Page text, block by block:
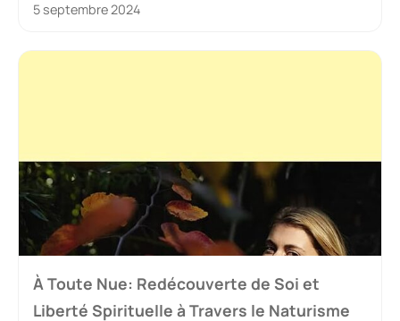
5 septembre 2024
À Toute Nue: Redécouverte de Soi et
Liberté Spirituelle à Travers le Naturisme